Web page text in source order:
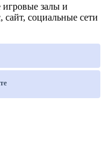
залы и
социальные сети